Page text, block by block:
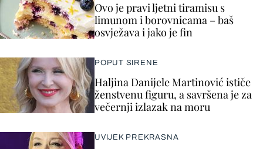
Ovo je pravi ljetni tiramisu s
limunom i borovnicama – baš
osvježava i jako je fin
POPUT SIRENE
Haljina Danijele Martinović ističe
ženstvenu figuru, a savršena je za
večernji izlazak na moru
UVIJEK PREKRASNA